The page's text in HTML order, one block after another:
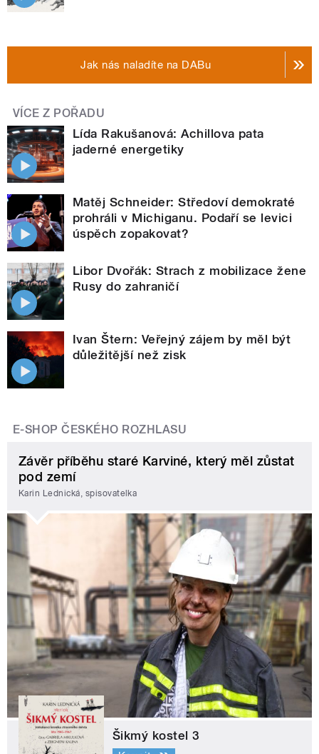
Jak nás naladíte na DABu
VÍCE Z POŘADU
Lída Rakušanová: Achillova pata
jaderné energetiky
Matěj Schneider: Středoví demokraté
prohráli v Michiganu. Podaří se levici
úspěch zopakovat?
Libor Dvořák: Strach z mobilizace žene
Rusy do zahraničí
Ivan Štern: Veřejný zájem by měl být
důležitější než zisk
E-SHOP ČESKÉHO ROZHLASU
Závěr příběhu staré Karviné, který měl zůstat
pod zemí
Karin Lednická, spisovatelka
Šikmý kostel 3